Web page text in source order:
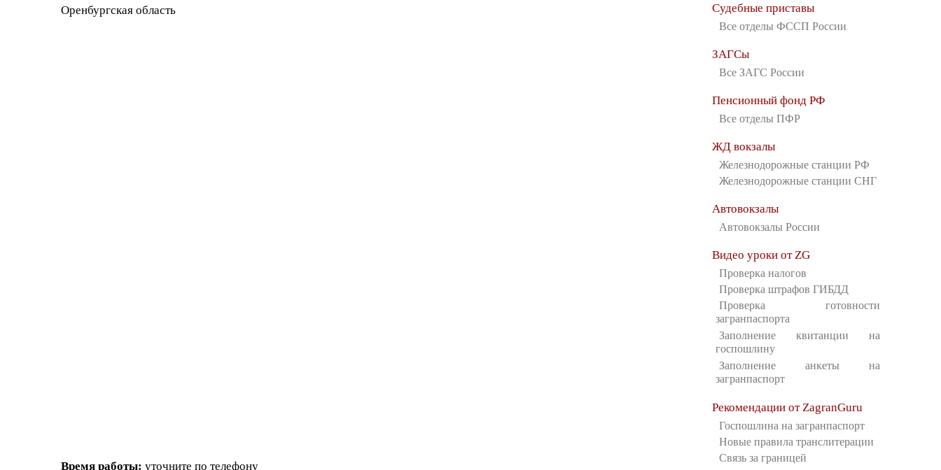
Оренбургская область
Время работы: уточните по телефону
Судебные приставы
Все отделы ФССП России
ЗАГСы
Все ЗАГС России
Пенсионный фонд РФ
Все отделы ПФР
ЖД вокзалы
Железнодорожные станции РФ
Железнодорожные станции СНГ
Автовокзалы
Автовокзалы России
Видео уроки от ZG
Проверка налогов
Проверка штрафов ГИБДД
Проверка готовности
загранпаспорта
Заполнение квитанции на
госпошлину
Заполнение анкеты на
загранпаспорт
Рекомендации от ZagranGuru
Госпошлина на загранпаспорт
Новые правила транслитерации
Связь за границей